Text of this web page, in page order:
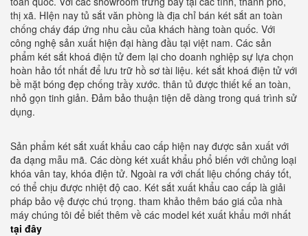
thị xã. HIện nay tủ sắt văn phòng là địa chỉ bán két sắt an toàn
chống cháy đáp ứng nhu cầu của khách hàng toàn quốc. Với
công nghệ sản xuất hiện đại hàng đầu tại việt nam. Các sản
phẩm két sắt khoá điện tử đem lại cho doanh nghiệp sự lựa chọn
hoàn hảo tốt nhất để lưu trữ hồ sơ tài liệu. két sắt khoá điện tử với
bề mặt bóng đẹp chống trầy xước. thân tủ được thiết kế an toàn,
nhỏ gọn tinh giản. Đảm bảo thuận tiện dễ dàng trong quá trình sử
dụng.
Sản phẩm két sắt xuất khẩu cao cấp hiện nay được sản xuất với
đa dạng mẫu mã. Các dòng két xuất khẩu phổ biến với chủng loại
khóa vân tay, khóa điện tử. Ngoài ra với chất liệu chống cháy tốt,
có thể chịu được nhiệt độ cao. Két sắt xuất khẩu cao cấp là giải
pháp bảo vệ được chú trọng. tham khảo thêm báo giá của nhà
máy chúng tôi để biết thêm về các model két xuất khẩu mới nhất
tại đây